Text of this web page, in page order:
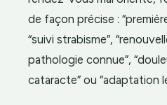
de façon précise :
“suivi strabisme”,
pathologie connue”,
cataracte” ou “adaptation